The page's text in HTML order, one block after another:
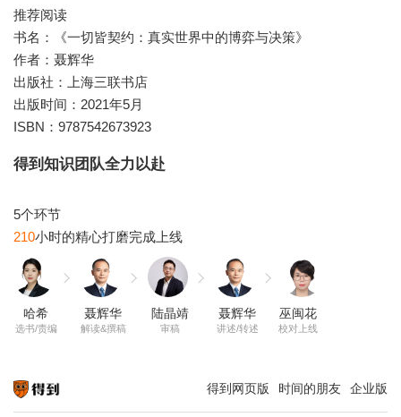
推荐阅读
书名：《一切皆契约：真实世界中的博弈与决策》
作者：聂辉华
出版社：上海三联书店
出版时间：2021年5月
ISBN：9787542673923
得到知识团队全力以赴
210
哈希
选书/责编
聂辉华
解读&撰稿
陆晶靖
审稿
聂辉华
讲述/转述
巫闽花
校对上线
得到网页版 时间的朋友 企业版